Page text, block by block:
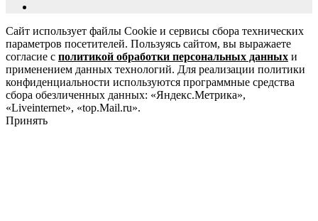
Сайт использует файлы Cookie и сервисы сбора технических
параметров посетителей. Пользуясь сайтом, вы выражаете
согласие с политикой обработки персональных данных и
применением данных технологий. Для реализации политики
конфиденциальности используются программные средства
сбора обезличенных данных: «Яндекс.Метрика»,
«Liveinternet», «top.Mail.ru».
Принять